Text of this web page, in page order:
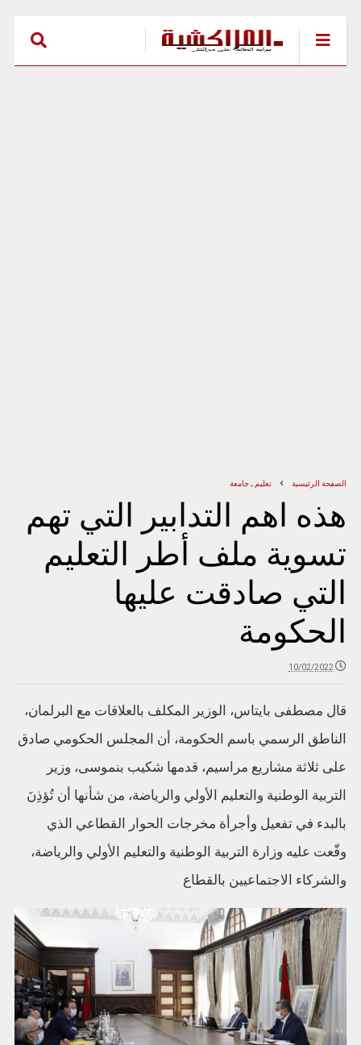
الصفحة الرئيسية تعليم ـ جامعة
هذه اهم التدابير التي تهم
تسوية ملف أطر التعليم
التي صادقت عليها
الحكومة
10/02/2022
قال مصطفى بايتاس، الوزير المكلف بالعلاقات مع البرلمان،
الناطق الرسمي باسم الحكومة، أن المجلس الحكومي صادق
على ثلاثة مشاريع مراسيم، قدمها شكيب بنموسى، وزير
التربية الوطنية والتعليم الأولي والرياضة، من شأنها أن تُؤذِنَ
بالبدء في تفعيل وأجرأة مخرجات الحوار القطاعي الذي
وقّعت عليه وزارة التربية الوطنية والتعليم الأولي والرياضة،
والشركاء الاجتماعيين بالقطاع